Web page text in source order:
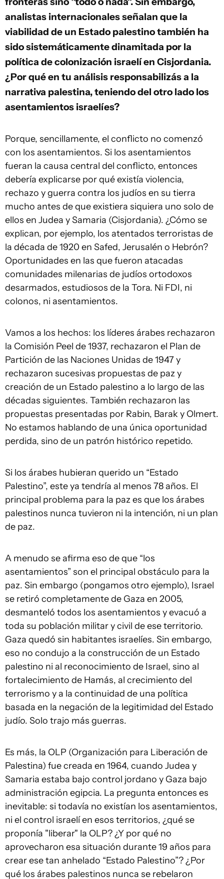
analistas internacionales señalan que la
viabilidad de un Estado palestino también ha
sido sistemáticamente dinamitada por la
política de colonización israelí en Cisjordania.
¿Por qué en tu análisis responsabilizás a la
narrativa palestina, teniendo del otro lado los
asentamientos israelíes?
Porque, sencillamente, el conflicto no comenzó
con los asentamientos. Si los asentamientos
fueran la causa central del conflicto, entonces
debería explicarse por qué existía violencia,
rechazo y guerra contra los judíos en su tierra
mucho antes de que existiera siquiera uno solo de
ellos en Judea y Samaria (Cisjordania). ¿Cómo se
explican, por ejemplo, los atentados terroristas de
la década de 1920 en Safed, Jerusalén o Hebrón?
Oportunidades en las que fueron atacadas
comunidades milenarias de judíos ortodoxos
desarmados, estudiosos de la Tora. Ni FDI, ni
colonos, ni asentamientos.
Vamos a los hechos: los líderes árabes rechazaron
la Comisión Peel de 1937, rechazaron el Plan de
Partición de las Naciones Unidas de 1947 y
rechazaron sucesivas propuestas de paz y
creación de un Estado palestino a lo largo de las
décadas siguientes. También rechazaron las
propuestas presentadas por Rabin, Barak y Olmert.
No estamos hablando de una única oportunidad
perdida, sino de un patrón histórico repetido.
Si los árabes hubieran querido un “Estado
Palestino”, este ya tendría al menos 78 años. El
principal problema para la paz es que los árabes
palestinos nunca tuvieron ni la intención, ni un plan
de paz.
A menudo se afirma eso de que “los
asentamientos” son el principal obstáculo para la
paz. Sin embargo (pongamos otro ejemplo), Israel
se retiró completamente de Gaza en 2005,
desmanteló todos los asentamientos y evacuó a
toda su población militar y civil de ese territorio.
Gaza quedó sin habitantes israelíes. Sin embargo,
eso no condujo a la construcción de un Estado
palestino ni al reconocimiento de Israel, sino al
fortalecimiento de Hamás, al crecimiento del
terrorismo y a la continuidad de una política
basada en la negación de la legitimidad del Estado
judío. Solo trajo más guerras.
Es más, la OLP (Organización para Liberación de
Palestina) fue creada en 1964, cuando Judea y
Samaria estaba bajo control jordano y Gaza bajo
administración egipcia. La pregunta entonces es
inevitable: si todavía no existían los asentamientos,
ni el control israelí en esos territorios, ¿qué se
proponía "liberar" la OLP? ¿Y por qué no
aprovecharon esa situación durante 19 años para
crear ese tan anhelado “Estado Palestino”? ¿Por
qué los árabes palestinos nunca se rebelaron